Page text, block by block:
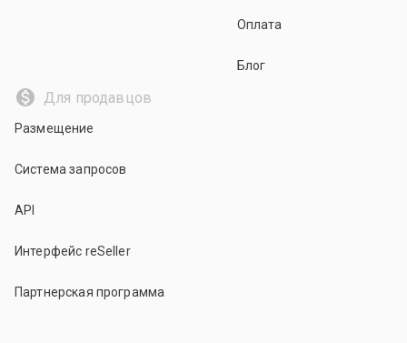
Оплата
Блог
Для продавцов
Размещение
Система запросов
API
Интерфейс reSeller
Партнерская программа